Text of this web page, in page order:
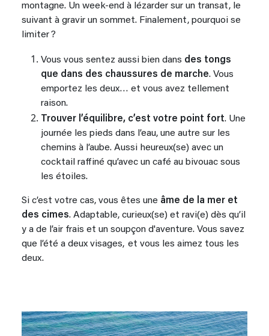
montagne. Un week-end à lézarder sur un transat, le
suivant à gravir un sommet. Finalement, pourquoi se
limiter ?
Vous vous sentez aussi bien dans des tongs
que dans des chaussures de marche. Vous
emportez les deux… et vous avez tellement
raison.
Trouver l’équilibre, c’est votre point fort. Une
journée les pieds dans l’eau, une autre sur les
chemins à l’aube. Aussi heureux(se) avec un
cocktail raffiné qu’avec un café au bivouac sous
les étoiles.
Si c’est votre cas, vous êtes une âme de la mer et
des cimes. Adaptable, curieux(se) et ravi(e) dès qu’il
y a de l’air frais et un soupçon d'aventure. Vous savez
que l’été a deux visages, et vous les aimez tous les
deux.